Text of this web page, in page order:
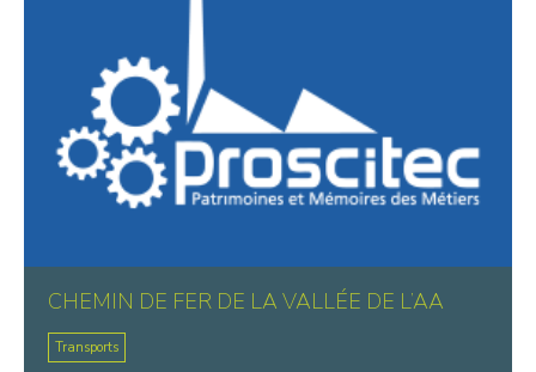
CHEMIN DE FER DE LA VALLÉE DE L’AA
Transports